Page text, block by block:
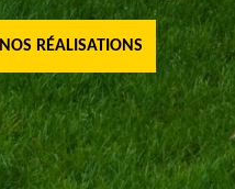
NOS RÉALISATIONS